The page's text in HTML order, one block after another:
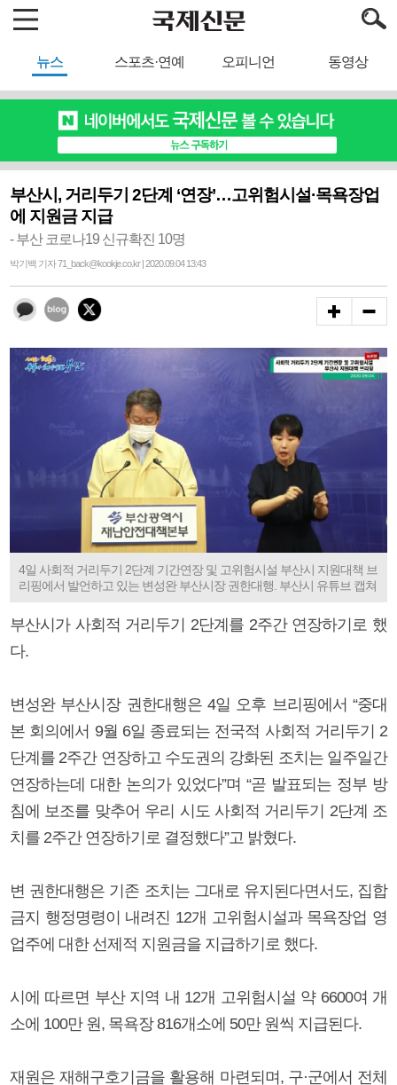
뉴스 스포츠·연예 오피니언 동영상
부산시, 거리두기 2단계 ‘연장’…고위험시설·목욕장업
에 지원금 지급
- 부산 코로나19 신규확진 10명
박기백 기자 71_back@kookje.co.kr | 2020.09.04 13:43
4일 사회적 거리두기 2단계 기간연장 및 고위험시설 부산시 지원대책 브
리핑에서 발언하고 있는 변성완 부산시장 권한대행. 부산시 유튜브 캡쳐
부산시가 사회적 거리두기 2단계를 2주간 연장하기로 했
다.
변성완 부산시장 권한대행은 4일 오후 브리핑에서 “중대
본 회의에서 9월 6일 종료되는 전국적 사회적 거리두기 2
단계를 2주간 연장하고 수도권의 강화된 조치는 일주일간
연장하는데 대한 논의가 있었다”며 “곧 발표되는 정부 방
침에 보조를 맞추어 우리 시도 사회적 거리두기 2단계 조
치를 2주간 연장하기로 결정했다”고 밝혔다.
변 권한대행은 기존 조치는 그대로 유지된다면서도, 집합
금지 행정명령이 내려진 12개 고위험시설과 목욕장업 영
업주에 대한 선제적 지원금을 지급하기로 했다.
시에 따르면 부산 지역 내 12개 고위험시설 약 6600여 개
소에 100만 원, 목욕장 816개소에 50만 원씩 지급된다.
재원은 재해구호기금을 활용해 마련되며, 구·군에서 전체